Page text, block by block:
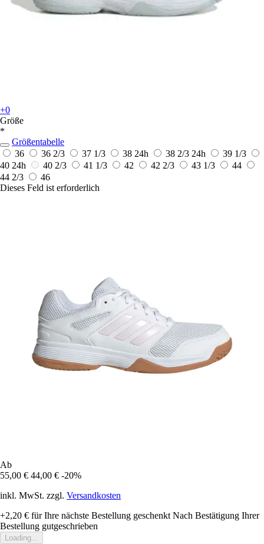
+0
Größe
*
Größentabelle
36
36 2/3 37 1/3 38 24h 38 2/3 24h
39 1/3
40 24h 40 2/3 41 1/3 42 42 2/3 43 1/3
44
44 2/3
46
Dieses Feld ist erforderlich
Ab
55,00 € 44,00 € -20%
inkl. MwSt. zzgl. Versandkosten
+2,20 € für Ihre nächste Bestellung geschenkt Nach Bestätigung Ihrer
Bestellung gutgeschrieben
Loading...